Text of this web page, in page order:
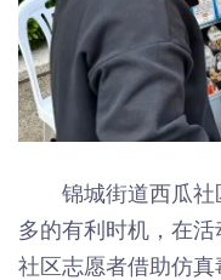
锦城街道西瓜
多的有利时机，在活
社区志愿者借助仿